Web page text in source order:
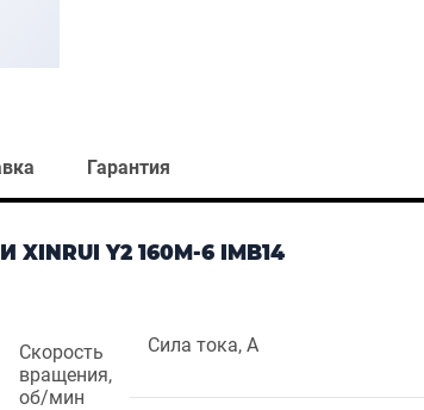
Гарантия
Y2 160M-6 IMB14
Скорость
вращения,
об/мин
Сила тока, А